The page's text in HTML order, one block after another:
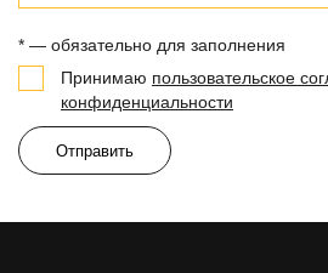
* — обязательно для заполнения
Принимаю пользовательское
конфиденциальности
Отправить